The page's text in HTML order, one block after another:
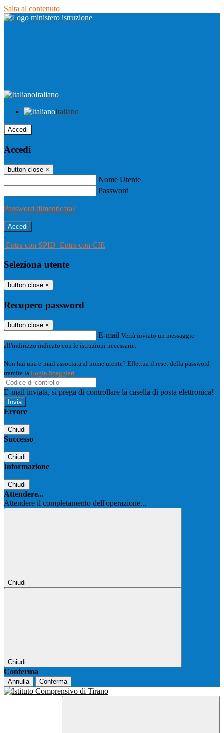
Salta al contenuto
Italiano
Italiano
Accedi
Accedi
button close ×
Nome Utente
Password
Password dimenticata?
-
Entra con SPID Entra con CIE
Seleziona utente
button close ×
Recupero password
button close ×
E-mail Verrà inviato un messaggio
all'indirizzo indicato con le istruzioni necessarie.
Non hai una e-mail associata al nome utente? Effettua il reset della password
tramite la Login Spaggiari
E-mail inviata, si prega di controllare la casella di posta elettronica!
Errore
Chiudi
Successo
Chiudi
Informazione
Chiudi
Attendere...
Attendere il completamento dell'operazione...
Chiudi
Chiudi
Conferma
Annulla Conferma